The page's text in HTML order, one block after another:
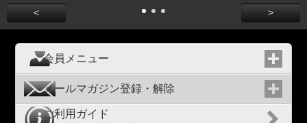
< >
会員メニュー
メールマガジン登録・解除
ご利用ガイド